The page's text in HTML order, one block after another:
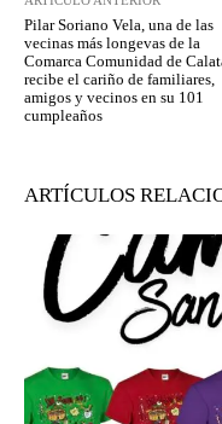
Pilar Soriano Vela, una de las
vecinas más longevas de la
Comarca Comunidad de
recibe el cariño de familiares,
amigos y vecinos en su 101
cumpleaños
ARTÍCULOS